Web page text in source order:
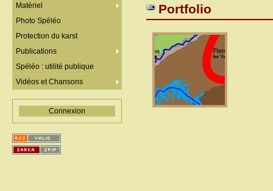
Portfolio
Matériel
Photo Spéléo
Protection du karst
Publications
Spéléo : utilité publique
Vidéos et Chansons
Connexion